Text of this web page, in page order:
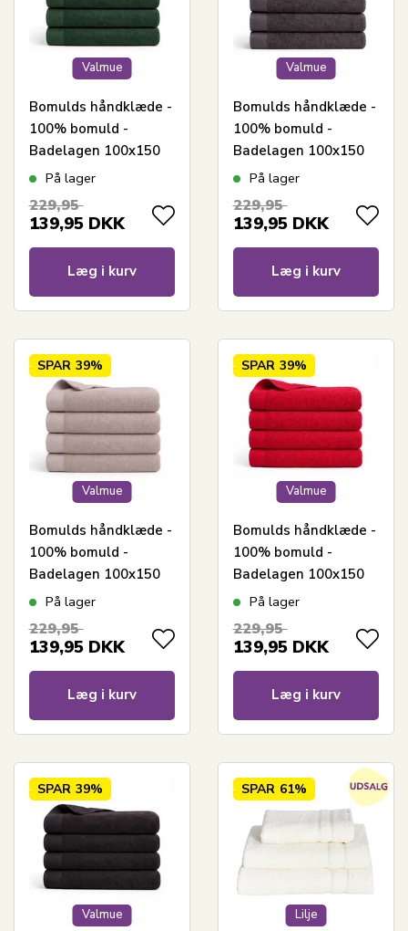
Valmue
Bomulds håndklæde -
100% bomuld -
Badelagen 100x150
cm - Valmue -
På lager
229,95
139,95 DKK
Læg i kurv
Valmue
Bomulds håndklæde -
100% bomuld -
Badelagen 100x150
cm - Valmue -
På lager
229,95
139,95 DKK
Læg i kurv
Valmue
SPAR 39%
Bomulds håndklæde -
100% bomuld -
Badelagen 100x150
cm - Valmue - Rosa
På lager
229,95
139,95 DKK
Læg i kurv
Valmue
SPAR 39%
Bomulds håndklæde -
100% bomuld -
Badelagen 100x150
cm - Valmue - Rød
På lager
229,95
139,95 DKK
Læg i kurv
Valmue
SPAR 39%
Lilje
SPAR 61%